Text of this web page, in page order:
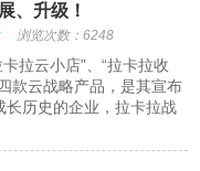
、升级！
浏览次数：6248
拉云小店”、“拉卡拉收
款云战略产品，是其宣布
历史的企业，拉卡拉战